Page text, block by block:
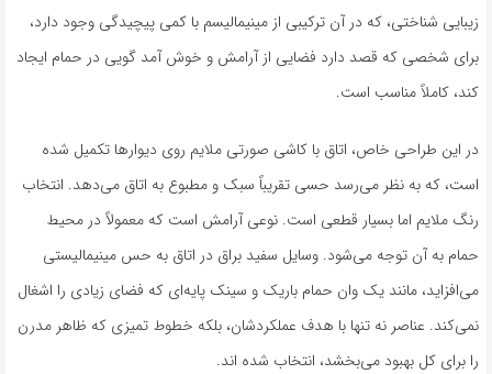
زیبایی شناختی، که در آن ترکیبی از مینیمالیسم با کمی پیچیدگی وجود دارد،
برای شخصی که قصد دارد فضایی از آرامش و خوش آمد گویی در حمام ایجاد
کند، کاملاً مناسب است.
در این طراحی خاص، اتاق با کاشی صورتی ملایم روی دیوارها تکمیل شده
است، که به نظر می‌رسد حسی تقریباً سبک و مطبوع به اتاق می‌دهد. انتخاب
رنگ ملایم اما بسیار قطعی است. نوعی آرامش است که معمولاً در محیط
حمام به آن توجه می‌شود. وسایل سفید براق در اتاق به حس مینیمالیستی
می‌افزاید، مانند یک وان حمام باریک و سینک پایه‌ای که فضای زیادی را اشغال
نمی‌کند. عناصر نه تنها با هدف عملکردشان، بلکه خطوط تمیزی که ظاهر مدرن
را برای کل بهبود می‌بخشد، انتخاب شده اند.